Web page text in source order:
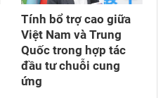
Tính bổ trợ cao giữa
Việt Nam và Trung
Quốc trong hợp tác
đầu tư chuỗi cung
ứng